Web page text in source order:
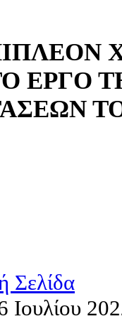
ΤΟ
Σελίδα
Ιουλίου